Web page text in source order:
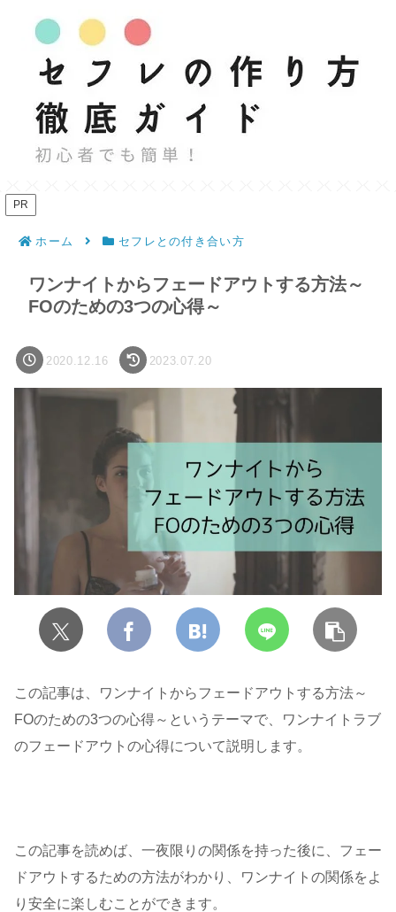
PR
ホーム セフレとの付き合い方
ワンナイトからフェードアウトする方法～
FOのための3つの心得～
2020.12.16 2023.07.20
この記事は、ワンナイトからフェードアウトする方法～
FOのための3つの心得～というテーマで、ワンナイトラブ
のフェードアウトの心得について説明します。
この記事を読めば、一夜限りの関係を持った後に、フェー
ドアウトするための方法がわかり、ワンナイトの関係をよ
り安全に楽しむことができます。